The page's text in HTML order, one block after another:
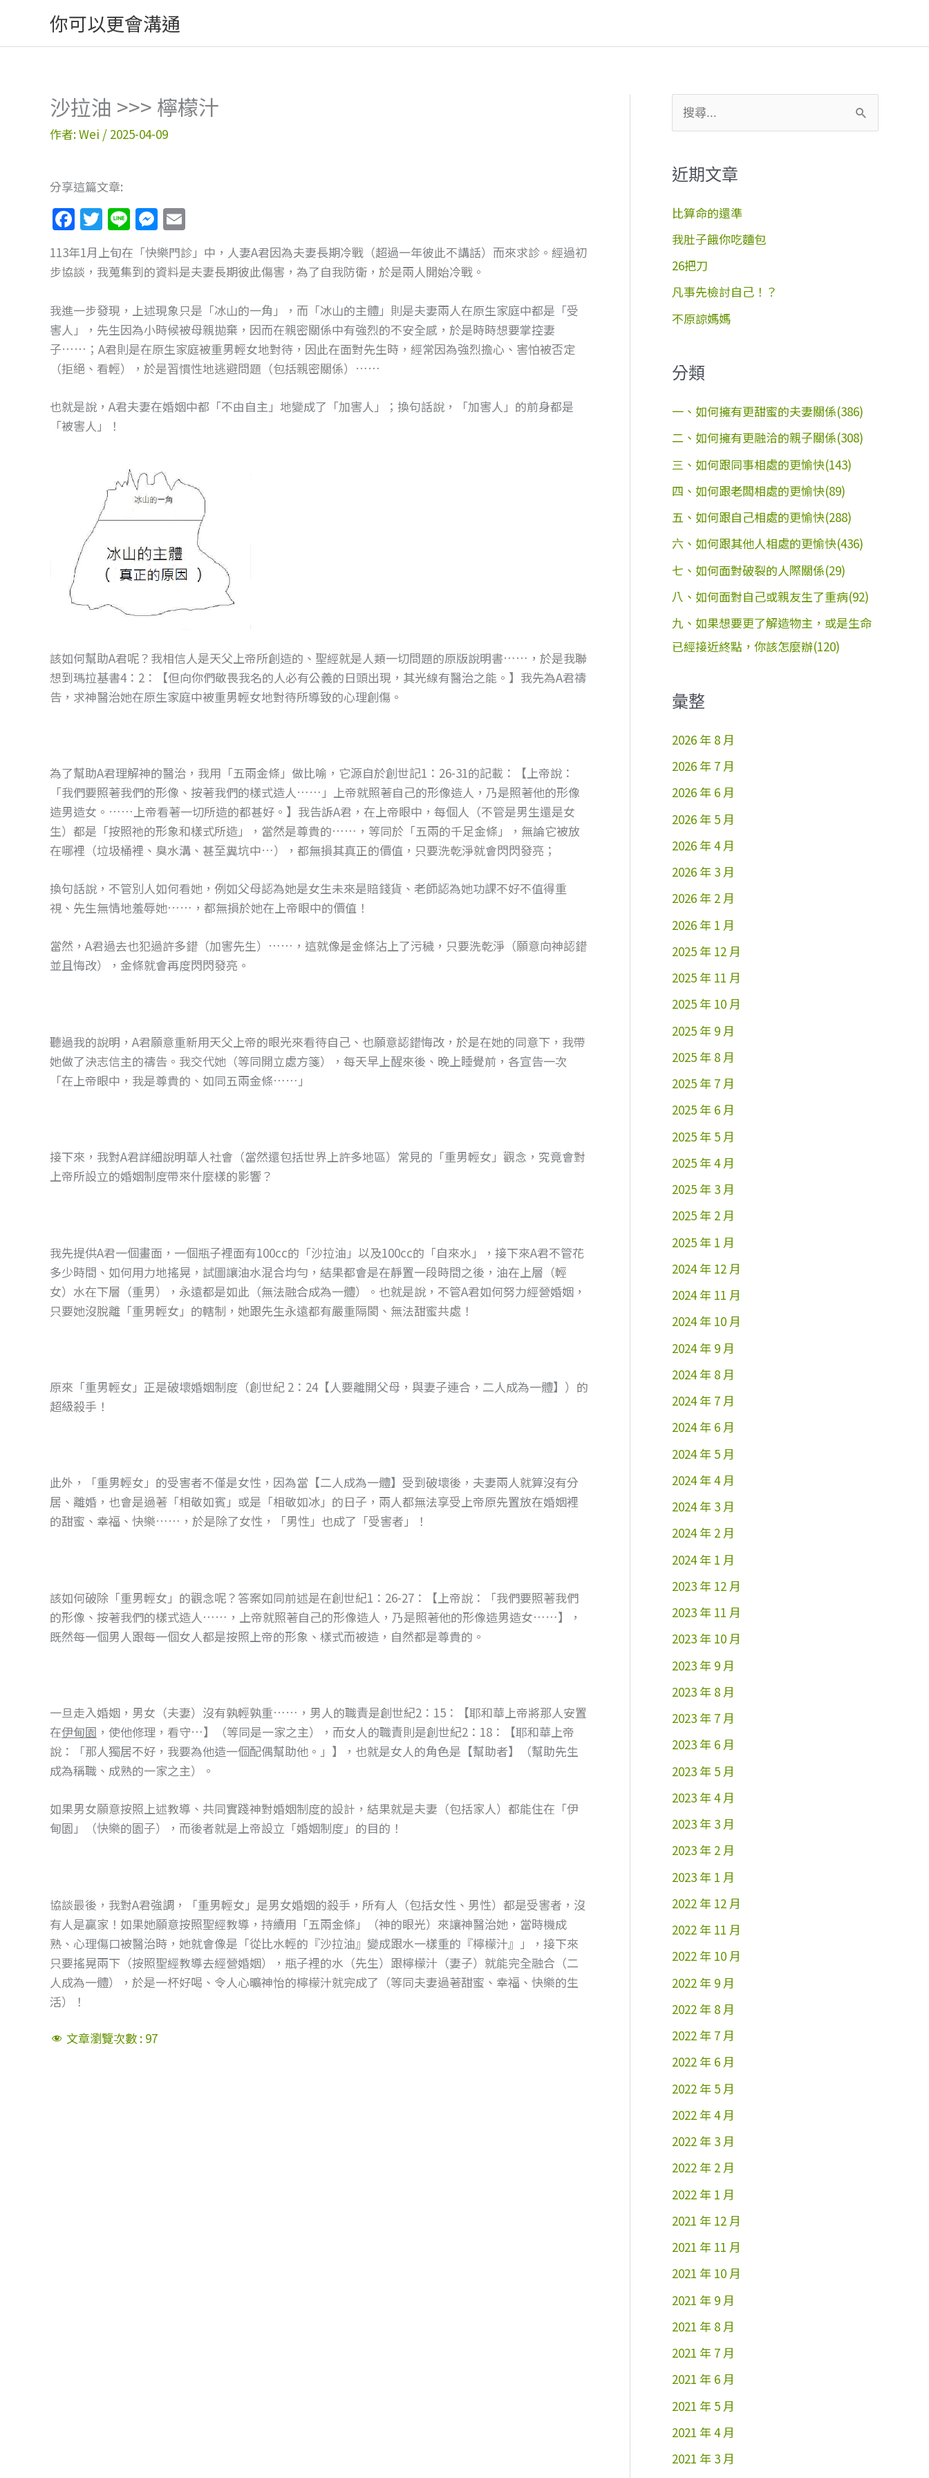
主
你可以更會溝通
沙拉油 >>> 檸檬汁
作者:Wei / 2025-04-09
分享這篇文章:
F
a
c
e
b
o
o
k
T
w
itt
er
Li
n
e
M
e
ss
e
n
g
er
m
ai
l
113年1月上旬在「快樂門診」中，人妻A君因為夫妻長期冷戰（超過一年彼此不講話）而來求診。經過初
步協談，我蒐集到的資料是夫妻長期彼此傷害，為了自我防衛，於是兩人開始冷戰。
我進一步發現，上述現象只是「冰山的一角」，而「冰山的主體」則是夫妻兩人在原生家庭中都是「受
害人」，先生因為小時候被母親拋棄，因而在親密關係中有強烈的不安全感，於是時時想要掌控妻
子……；A君則是在原生家庭被重男輕女地對待，因此在面對先生時，經常因為強烈擔心、害怕被否定
（拒絕、看輕），於是習慣性地逃避問題（包括親密關係）……
也就是說，A君夫妻在婚姻中都「不由自主」地變成了「加害人」；換句話說，「加害人」的前身都是
「被害人」！
該如何幫助A君呢？我相信人是天父上帝所創造的、聖經就是人類一切問題的原版說明書……，於是我聯
想到瑪拉基書4：2：【但向你們敬畏我名的人必有公義的日頭出現，其光線有醫治之能。】我先為A君禱
告，求神醫治她在原生家庭中被重男輕女地對待所導致的心理創傷。
為了幫助A君理解神的醫治，我用「五兩金條」做比喻，它源自於創世記1：26-31的記載：【上帝說：
「我們要照著我們的形像、按著我們的樣式造人……」上帝就照著自己的形像造人，乃是照著他的形像
造男造女。……上帝看著一切所造的都甚好。】我告訴A君，在上帝眼中，每個人（不管是男生還是女
生）都是「按照祂的形象和樣式所造」，當然是尊貴的……，等同於「五兩的千足金條」，無論它被放
在哪裡（垃圾桶裡、臭水溝、甚至糞坑中…），都無損其真正的價值，只要洗乾淨就會閃閃發亮；
換句話說，不管別人如何看她，例如父母認為她是女生未來是賠錢貨、老師認為她功課不好不值得重
視、先生無情地羞辱她……，都無損於她在上帝眼中的價值！
當然，A君過去也犯過許多錯（加害先生）……，這就像是金條沾上了污穢，只要洗乾淨（願意向神認錯
並且悔改），金條就會再度閃閃發亮。
聽過我的說明，A君願意重新用天父上帝的眼光來看待自己、也願意認錯悔改，於是在她的同意下，我帶
她做了決志信主的禱告。我交代她（等同開立處方箋），每天早上醒來後、晚上睡覺前，各宣告一次
「在上帝眼中，我是尊貴的、如同五兩金條……」
接下來，我對A君詳細說明華人社會（當然還包括世界上許多地區）常見的「重男輕女」觀念，究竟會對
上帝所設立的婚姻制度帶來什麼樣的影響？
我先提供A君一個畫面，一個瓶子裡面有100cc的「沙拉油」以及100cc的「自來水」，接下來A君不管花
多少時間、如何用力地搖晃，試圖讓油水混合均勻，結果都會是在靜置一段時間之後，油在上層（輕
女）水在下層（重男），永遠都是如此（無法融合成為一體）。也就是說，不管A君如何努力經營婚姻，
只要她沒脫離「重男輕女」的轄制，她跟先生永遠都有嚴重隔閡、無法甜蜜共處！
原來「重男輕女」正是破壞婚姻制度（創世紀 2：24【人要離開父母，與妻子連合，二人成為一體】）的
超級殺手！
此外，「重男輕女」的受害者不僅是女性，因為當【二人成為一體】受到破壞後，夫妻兩人就算沒有分
居、離婚，也會是過著「相敬如賓」或是「相敬如冰」的日子，兩人都無法享受上帝原先置放在婚姻裡
的甜蜜、幸福、快樂……，於是除了女性，「男性」也成了「受害者」！
該如何破除「重男輕女」的觀念呢？答案如同前述是在創世紀1：26-27：【上帝說：「我們要照著我們
的形像、按著我們的樣式造人……，上帝就照著自己的形像造人，乃是照著他的形像造男造女……】，
既然每一個男人跟每一個女人都是按照上帝的形象、樣式而被造，自然都是尊貴的。
一旦走入婚姻，男女（夫妻）沒有孰輕孰重……，男人的職責是創世紀2：15：【耶和華上帝將那人安置
在伊甸園 ，使他修理，看守…】（等同是一家之主），而女人的職責則是創世紀2：18：【耶和華上帝
說：「那人獨居不好，我要為他造一個配偶幫助他。」】，也就是女人的角色是【幫助者】（幫助先生
成為稱職、成熟的一家之主）。
如果男女願意按照上述教導、共同實踐神對婚姻制度的設計，結果就是夫妻（包括家人）都能住在「伊
甸園」（快樂的園子），而後者就是上帝設立「婚姻制度」的目的！
協談最後，我對A君強調，「重男輕女」是男女婚姻的殺手，所有人（包括女性、男性）都是受害者，沒
有人是贏家！如果她願意按照聖經教導，持續用「五兩金條」（神的眼光）來讓神醫治她，當時機成
熟、心理傷口被醫治時，她就會像是「從比水輕的『沙拉油』變成跟水一樣重的『檸檬汁』」，接下來
只要搖晃兩下（按照聖經教導去經營婚姻），瓶子裡的水（先生）跟檸檬汁（妻子）就能完全融合（二
人成為一體），於是一杯好喝、令人心曠神怡的檸檬汁就完成了（等同夫妻過著甜蜜、幸福、快樂的生
活）！
文章瀏覽次數 : 97
尋
鍵
字
:
近期文章
比算命的還準
我肚子餓你吃麵包
26把刀
凡事先檢討自己！？
不原諒媽媽
分類
一、如何擁有更甜蜜的夫妻關係(386)
二、如何擁有更融洽的親子關係(308)
三、如何跟同事相處的更愉快(143)
四、如何跟老闆相處的更愉快(89)
五、如何跟自己相處的更愉快(288)
六、如何跟其他人相處的更愉快(436)
七、如何面對破裂的人際關係(29)
八、如何面對自己或親友生了重病(92)
九、如果想要更了解造物主，或是生命
已經接近終點，你該怎麼辦(120)
彙整
2026 年 8 月
2026 年 7 月
2026 年 6 月
2026 年 5 月
2026 年 4 月
2026 年 3 月
2026 年 2 月
2026 年 1 月
2025 年 12 月
2025 年 11 月
2025 年 10 月
2025 年 9 月
2025 年 8 月
2025 年 7 月
2025 年 6 月
2025 年 5 月
2025 年 4 月
2025 年 3 月
2025 年 2 月
2025 年 1 月
2024 年 12 月
2024 年 11 月
2024 年 10 月
2024 年 9 月
2024 年 8 月
2024 年 7 月
2024 年 6 月
2024 年 5 月
2024 年 4 月
2024 年 3 月
2024 年 2 月
2024 年 1 月
2023 年 12 月
2023 年 11 月
2023 年 10 月
2023 年 9 月
2023 年 8 月
2023 年 7 月
2023 年 6 月
2023 年 5 月
2023 年 4 月
2023 年 3 月
2023 年 2 月
2023 年 1 月
2022 年 12 月
2022 年 11 月
2022 年 10 月
2022 年 9 月
2022 年 8 月
2022 年 7 月
2022 年 6 月
2022 年 5 月
2022 年 4 月
2022 年 3 月
2022 年 2 月
2022 年 1 月
2021 年 12 月
2021 年 11 月
2021 年 10 月
2021 年 9 月
2021 年 8 月
2021 年 7 月
2021 年 6 月
2021 年 5 月
2021 年 4 月
2021 年 3 月